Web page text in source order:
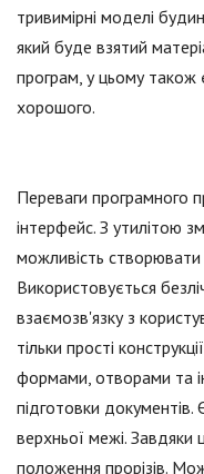
тривимірні моделі
який буде взятий
програм, у цьому також
хорошого.
Переваги програмного
інтерфейс. З утилітою
можливість створювати
Використовується
взаємозв'язку з
тільки прості
формами, отворами та
підготовки документів.
верхньої межі. Завдяки
положення прорізів.